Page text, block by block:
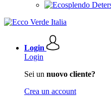
Login
Login
Sei un nuovo cliente?
Crea un account